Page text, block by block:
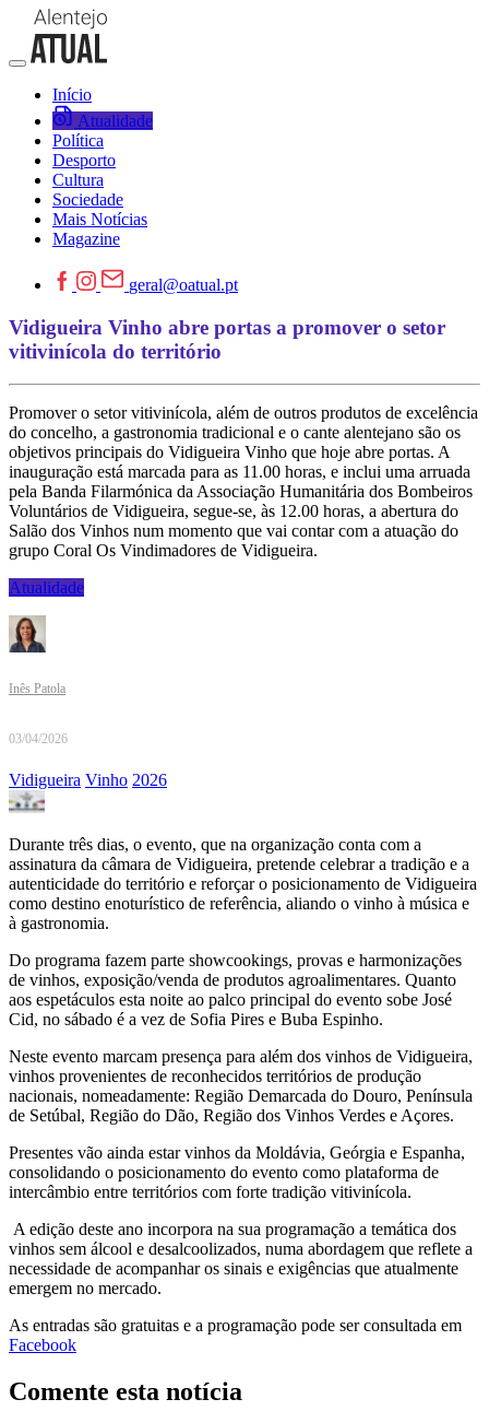
Início
Atualidade
Política
Desporto
Cultura
Sociedade
Mais Notícias
Magazine
geral@oatual.pt
Vidigueira Vinho abre portas a promover o setor
vitivinícola do território
Promover o setor vitivinícola, além de outros produtos de excelência
do concelho, a gastronomia tradicional e o cante alentejano são os
objetivos principais do Vidigueira Vinho que hoje abre portas. A
inauguração está marcada para as 11.00 horas, e inclui uma arruada
pela Banda Filarmónica da Associação Humanitária dos Bombeiros
Voluntários de Vidigueira, segue-se, às 12.00 horas, a abertura do
Salão dos Vinhos num momento que vai contar com a atuação do
grupo Coral Os Vindimadores de Vidigueira.
Atualidade
Inês Patola
03/04/2026
Vidigueira Vinho 2026
Durante três dias, o evento, que na organização conta com a
assinatura da câmara de Vidigueira, pretende celebrar a tradição e a
autenticidade do território e reforçar o posicionamento de Vidigueira
como destino enoturístico de referência, aliando o vinho à música e
à gastronomia.
Do programa fazem parte showcookings, provas e harmonizações
de vinhos, exposição/venda de produtos agroalimentares. Quanto
aos espetáculos esta noite ao palco principal do evento sobe José
Cid, no sábado é a vez de Sofia Pires e Buba Espinho.
Neste evento marcam presença para além dos vinhos de Vidigueira,
vinhos provenientes de reconhecidos territórios de produção
nacionais, nomeadamente: Região Demarcada do Douro, Península
de Setúbal, Região do Dão, Região dos Vinhos Verdes e Açores.
Presentes vão ainda estar vinhos da Moldávia, Geórgia e Espanha,
consolidando o posicionamento do evento como plataforma de
intercâmbio entre territórios com forte tradição vitivinícola.
A edição deste ano incorpora na sua programação a temática dos
vinhos sem álcool e desalcoolizados, numa abordagem que reflete a
necessidade de acompanhar os sinais e exigências que atualmente
emergem no mercado.
As entradas são gratuitas e a programação pode ser consultada em
Facebook
Comente esta notícia